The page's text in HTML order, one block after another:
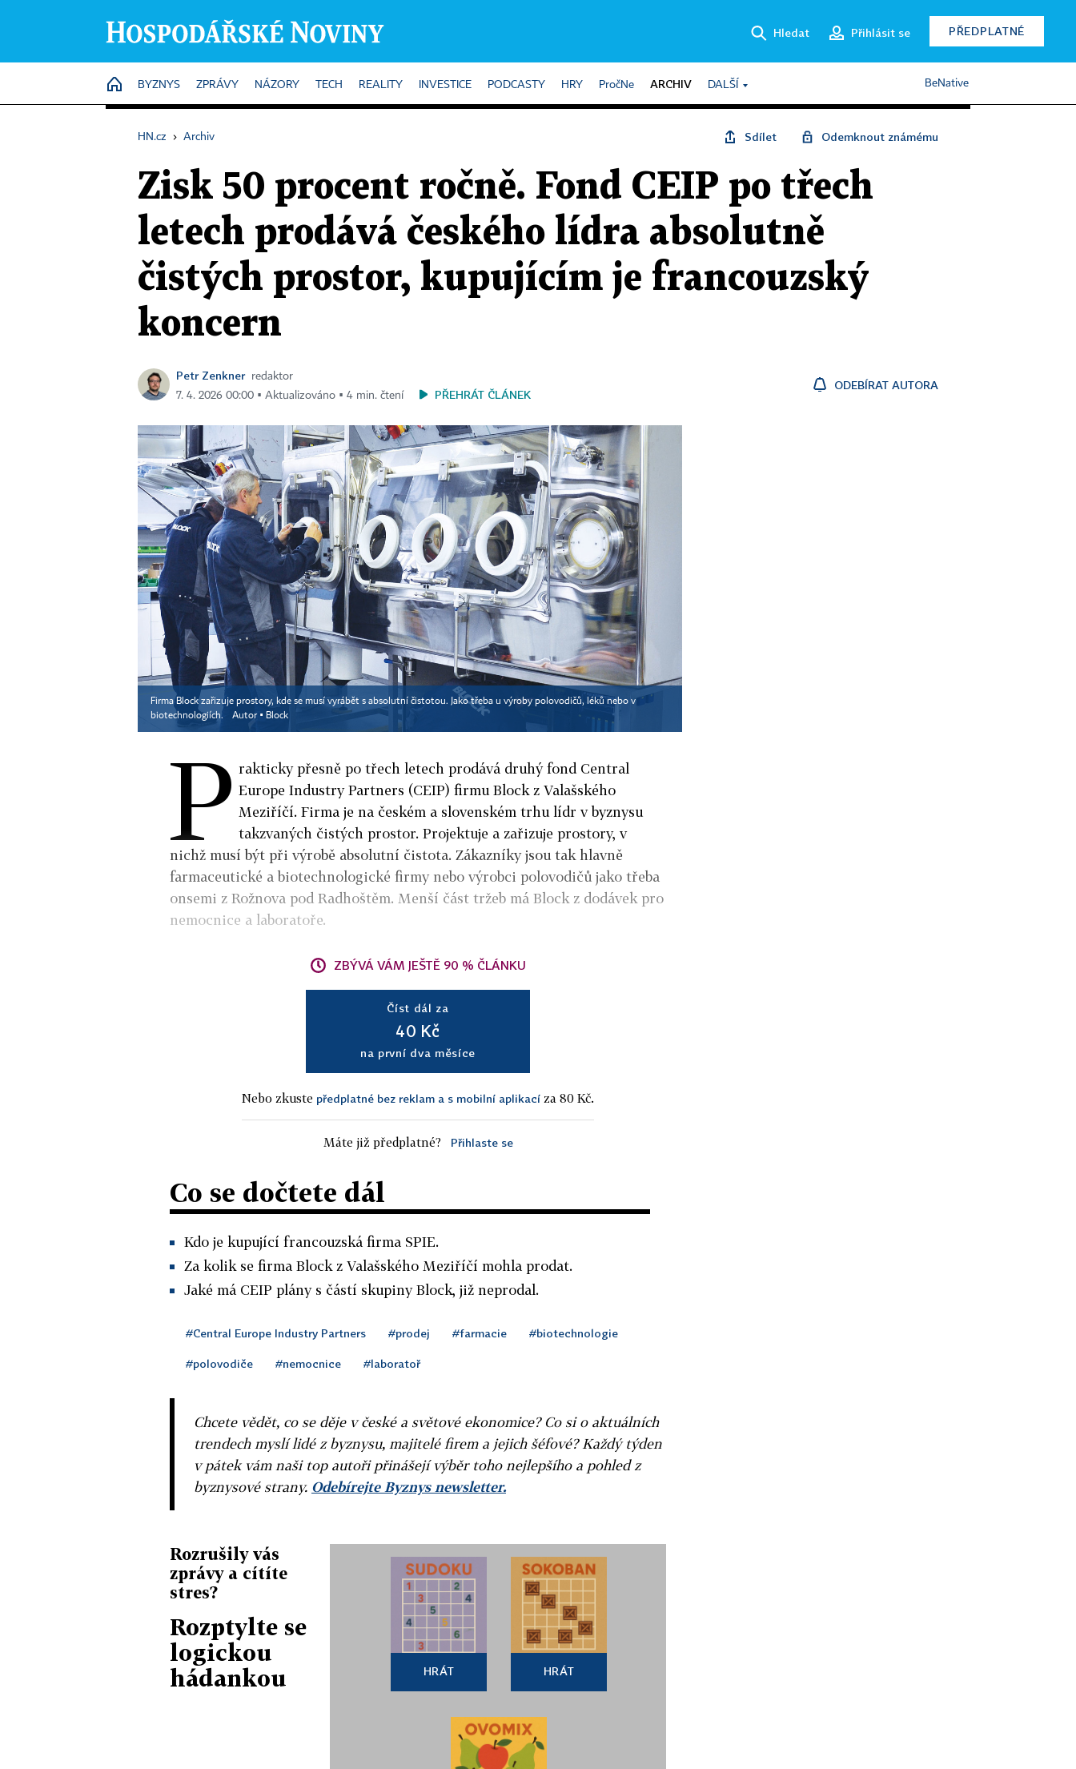
Hledat Přihlásit se PŘEDPLATNÉ
HOME
BYZNYS ZPRÁVY NÁZORY TECH REALITY INVESTICE PODCASTY HRY PročNe ARCHIV DALŠÍ BeNative
HN.cz › Archiv Sdílet Odemknout známému
Zisk 50 procent ročně. Fond CEIP po třech
letech prodává českého lídra absolutně
čistých prostor, kupujícím je francouzský
koncern
Petr Zenkner
redaktor
7. 4. 2026 00:00 ▪ Aktualizováno ▪ 4 min. čtení
PŘEHRÁT ČLÁNEK
ODEBÍRAT AUTORA
Firma Block zařizuje prostory, kde se musí vyrábět s absolutní čistotou. Jako třeba u výroby polovodičů, léků nebo v
biotechnologiích.
Autor ▪ Block
P rakticky přesně po třech letech prodává druhý fond Central
Europe Industry Partners (CEIP) firmu Block z Valašského
Meziříčí. Firma je na českém a slovenském trhu lídr v byznysu
takzvaných čistých prostor. Projektuje a zařizuje prostory, v
nichž musí být při výrobě absolutní čistota. Zákazníky jsou tak hlavně
farmaceutické a biotechnologické firmy nebo výrobci polovodičů jako třeba
onsemi z Rožnova pod Radhoštěm. Menší část tržeb má Block z dodávek pro
nemocnice a laboratoře.
ZBÝVÁ VÁM JEŠTĚ 90 % ČLÁNKU
Číst dál za
40 Kč
na první dva měsíce
Nebo zkuste předplatné bez reklam a s mobilní aplikací za 80 Kč.
Máte již předplatné? Přihlaste se
Co se dočtete dál
Kdo je kupující francouzská firma SPIE.
Za kolik se firma Block z Valašského Meziříčí mohla prodat.
Jaké má CEIP plány s částí skupiny Block, již neprodal.
#Central Europe Industry Partners #prodej #farmacie #biotechnologie
#polovodiče #nemocnice #laboratoř
Chcete vědět, co se děje v české a světové ekonomice? Co si o aktuálních
trendech myslí lidé z byznysu, majitelé firem a jejich šéfové? Každý týden
v pátek vám naši top autoři přinášejí výběr toho nejlepšího a pohled z
byznysové strany. Odebírejte Byznys newsletter.
Rozrušily vás
zprávy a cítíte
stres?
Rozptylte se
logickou
hádankou
HRÁT HRÁT